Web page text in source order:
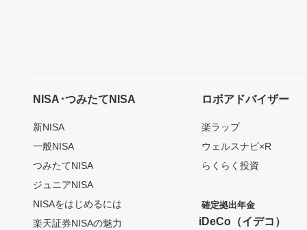
NISA･つみたてNISA
新NISA
一般NISA
つみたてNISA
ジュニアNISA
NISAをはじめるには
楽天証券NISAの魅力
ロボアドバイザー
楽ラップ
ウェルスナビ×R
らくらく投資
確定拠出年金
iDeCo（イデコ）